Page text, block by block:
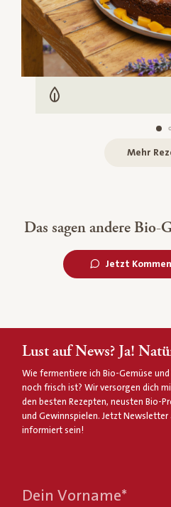
Vegetarisch
Mehr
Das sagen andere Bio-
Jetzt
Lust auf News? Ja!
Wie fermentiere ich Bio-Gemüse
noch frisch ist? Wir versorgen dich
den besten Rezepten, neusten Bio-
und Gewinnspielen. Jetzt
informiert sein!
Dein Vorname*